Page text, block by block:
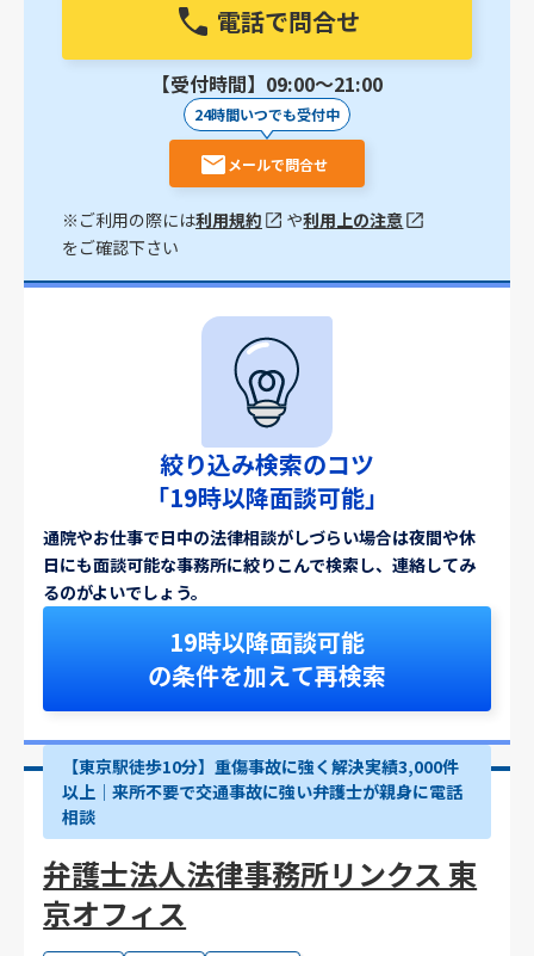
電話で問合せ
【受付時間】09:00〜21:00
24時間いつでも受付中
メールで問合せ
※ご利用の際には利用規約 や利用上の注意
をご確認下さい
絞り込み検索のコツ
「19時以降面談可能」
通院やお仕事で日中の法律相談がしづらい場合は夜間や休
日にも面談可能な事務所に絞りこんで検索し、連絡してみ
るのがよいでしょう。
19時以降面談可能
の条件を加えて再検索
【東京駅徒歩10分】重傷事故に強く解決実績3,000件
以上│来所不要で交通事故に強い弁護士が親身に電話
相談
弁護士法人法律事務所リンクス 東
京オフィス